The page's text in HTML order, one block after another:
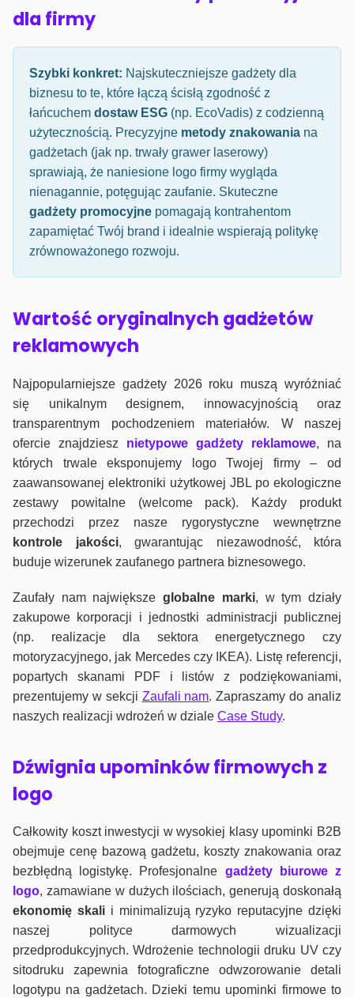
dla firmy
Szybki konkret: Najskuteczniejsze gadżety dla
biznesu to te, które łączą ścisłą zgodność z
łańcuchem dostaw ESG (np. EcoVadis) z codzienną
użytecznością. Precyzyjne metody znakowania na
gadżetach (jak np. trwały grawer laserowy)
sprawiają, że naniesione logo firmy wygląda
nienagannie, potęgując zaufanie. Skuteczne
gadżety promocyjne pomagają kontrahentom
zapamiętać Twój brand i idealnie wspierają politykę
zrównoważonego rozwoju.
Wartość oryginalnych gadżetów
reklamowych
Najpopularniejsze gadżety 2026 roku muszą wyróżniać
się unikalnym designem, innowacyjnością oraz
transparentnym pochodzeniem materiałów. W naszej
ofercie znajdziesz nietypowe gadżety reklamowe, na
których trwale eksponujemy logo Twojej firmy – od
zaawansowanej elektroniki użytkowej JBL po ekologiczne
zestawy powitalne (welcome pack). Każdy produkt
przechodzi przez nasze rygorystyczne wewnętrzne
kontrole jakości, gwarantując niezawodność, która
buduje wizerunek zaufanego partnera biznesowego.
Zaufały nam największeglobalne marki, w tym działy
zakupowe korporacji i jednostki administracji publicznej
(np. realizacje dla sektora energetycznego czy
motoryzacyjnego, jak Mercedes czy IKEA). Listę referencji,
popartych skanami PDF i listów z podziękowaniami,
prezentujemy w sekcji Zaufali nam. Zapraszamy do analiz
naszych realizacji wdrożeń w dziale Case Study.
Dźwignia upominków firmowych z
logo
Całkowity koszt inwestycji w wysokiej klasy upominki B2B
obejmuje cenę bazową gadżetu, koszty znakowania oraz
bezbłędną logistykę. Profesjonalne gadżety biurowe z
logo, zamawiane w dużych ilościach, generują doskonałą
ekonomię skalii minimalizują ryzyko reputacyjne dzięki
naszej polityce darmowych wizualizacji
przedprodukcyjnych. Wdrożenie technologii druku UV czy
sitodruku zapewnia fotograficzne odwzorowanie detali
logotypu na gadżetach. Dzieki temu upominki firmowe to